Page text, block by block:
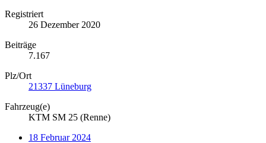
Registriert
26 Dezember 2020
Beiträge
7.167
Plz/Ort
21337 Lüneburg
Fahrzeug(e)
KTM SM 25 (Renne)
18 Februar 2024